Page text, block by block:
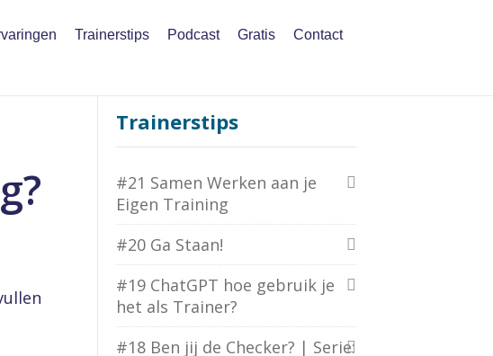
Trainerstips Podcast Gratis Contact
Trainerstips
#21 Samen Werken aan je
Eigen Training
#20 Ga Staan!
#19 ChatGPT hoe gebruik je
het als Trainer?
#18 Ben jij de Checker? | Serie: